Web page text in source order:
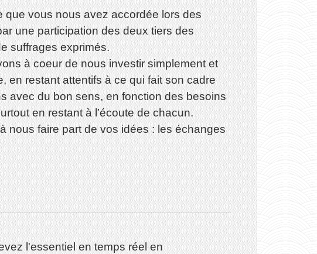
que vous nous avez accordée lors des
une participation des deux tiers des
suffrages exprimés.
à coeur de nous investir simplement et
en restant attentifs à ce qui fait son cadre
avec du bon sens, en fonction des besoins
en restant à l’écoute de chacun.
nous faire part de vos idées : les échanges
l'essentiel en temps réel en